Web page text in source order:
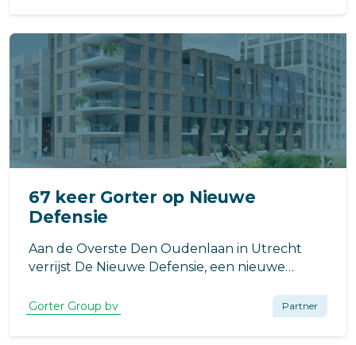
Almere Poort.
67 keer Gorter op Nieuwe
Defensie
Aan de Overste Den Oudenlaan in Utrecht
verrijst De Nieuwe Defensie, een nieuwe
Gorter Group bv Partner